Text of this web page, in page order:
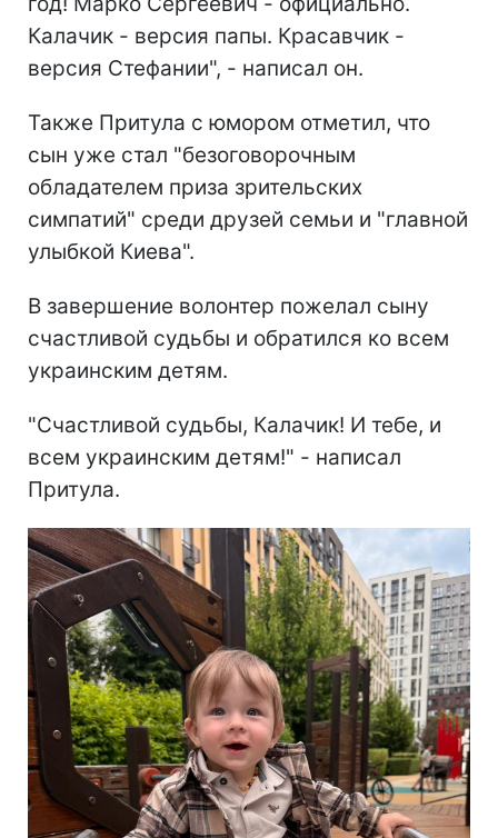
Калачик - версия папы. Красавчик -
версия Стефании", - написал он.
Также Притула с юмором отметил, что
сын уже стал "безоговорочным
обладателем приза зрительских
симпатий" среди друзей семьи и "главной
улыбкой Киева".
В завершение волонтер пожелал сыну
счастливой судьбы и обратился ко всем
украинским детям.
"Счастливой судьбы, Калачик! И тебе, и
всем украинским детям!" - написал
Притула.